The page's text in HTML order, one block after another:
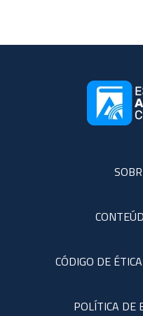
CÓDIGO DE
POLÍTICA DE